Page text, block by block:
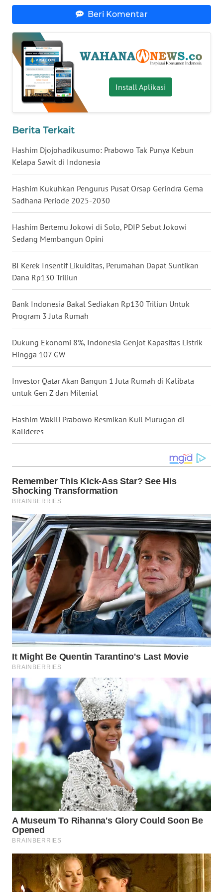
Beri Komentar
Install Aplikasi
Berita Terkait
Hashim Djojohadikusumo: Prabowo Tak Punya Kebun
Kelapa Sawit di Indonesia
Hashim Kukuhkan Pengurus Pusat Orsap Gerindra Gema
Sadhana Periode 2025-2030
Hashim Bertemu Jokowi di Solo, PDIP Sebut Jokowi
Sedang Membangun Opini
BI Kerek Insentif Likuiditas, Perumahan Dapat Suntikan
Dana Rp130 Triliun
Bank Indonesia Bakal Sediakan Rp130 Triliun Untuk
Program 3 Juta Rumah
Dukung Ekonomi 8%, Indonesia Genjot Kapasitas Listrik
Hingga 107 GW
Investor Qatar Akan Bangun 1 Juta Rumah di Kalibata
untuk Gen Z dan Milenial
Hashim Wakili Prabowo Resmikan Kuil Murugan di
Kalideres
WN
KALSEL
WN
KALTIM
SULSEL
WN
GORONTALO
SULUT
WN
MALUKU
WN
MALUT
WN
DAIRI
WN
DANAU
TOBA
WN
WN
WN
SELATAN
WN
TANJUNG
LESUNG
WN
KARO
WN
SIMALUNGUN
WN
LABUHANBATU
WN
TAPANULI
TENGAH
WN DELI
SERDANG
WN
TEBING
TINGGI
WN
PAKPAK
WN
WN
BEKASI